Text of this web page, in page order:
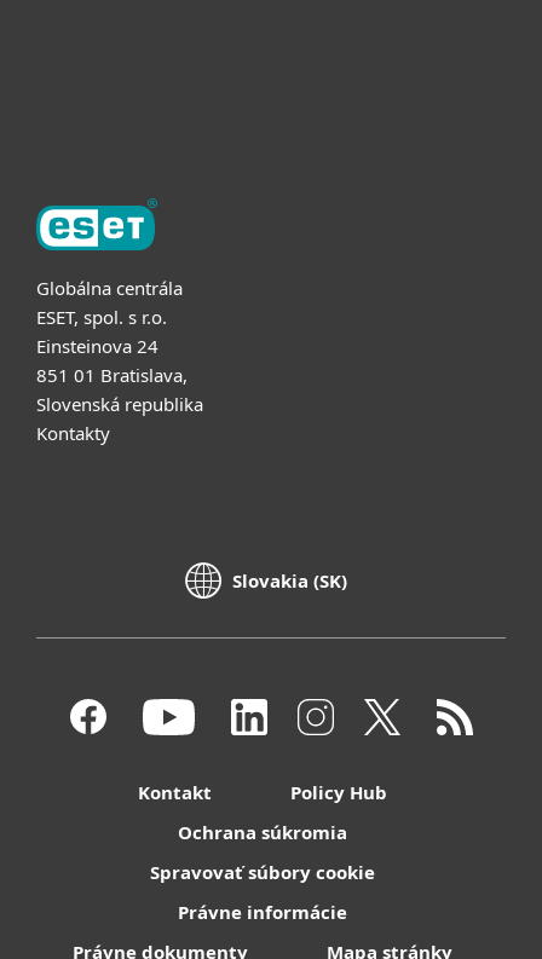
Globálna centrála
ESET, spol. s r.o.
Einsteinova 24
851 01 Bratislava,
Slovenská republika
Kontakty
Slovakia (SK)
Kontakt
Policy Hub
Ochrana súkromia
Spravovať súbory cookie
Právne informácie
Právne dokumenty
Mapa stránky